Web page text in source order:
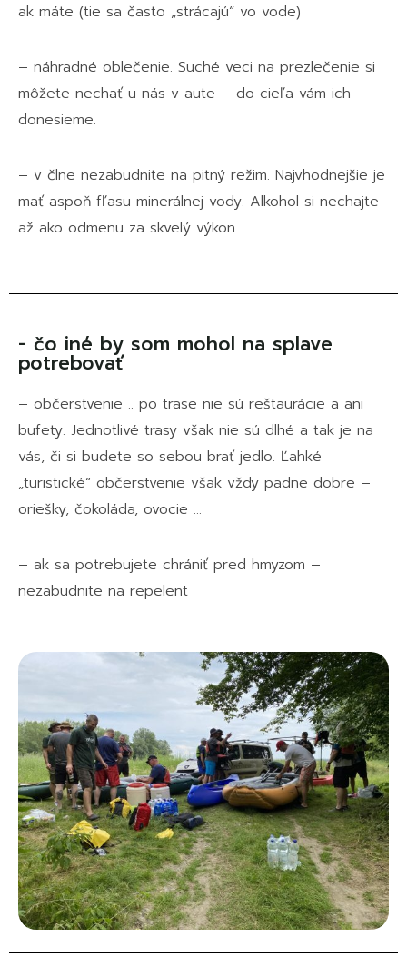
ak máte (tie sa často „strácajú“ vo vode)
– náhradné oblečenie. Suché veci na prezlečenie si
môžete nechať u nás v aute – do cieľa vám ich
donesieme.
– v člne nezabudnite na pitný režim. Najvhodnejšie je
mať aspoň fľasu minerálnej vody. Alkohol si nechajte
až ako odmenu za skvelý výkon.
- čo iné by som mohol na splave
potrebovať
– občerstvenie .. po trase nie sú reštaurácie a ani
bufety. Jednotlivé trasy však nie sú dlhé a tak je na
vás, či si budete so sebou brať jedlo. Ľahké
„turistické“ občerstvenie však vždy padne dobre –
oriešky, čokoláda, ovocie …
– ak sa potrebujete chrániť pred hmyzom –
nezabudnite na repelent